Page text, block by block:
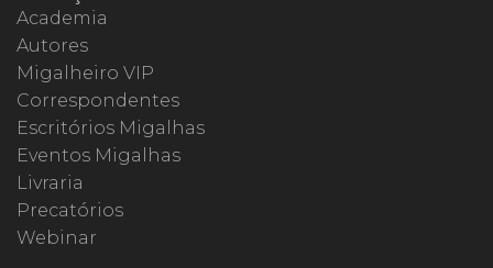
Academia
Autores
Migalheiro VIP
Correspondentes
Escritórios Migalhas
Eventos Migalhas
Livraria
Precatórios
Webinar